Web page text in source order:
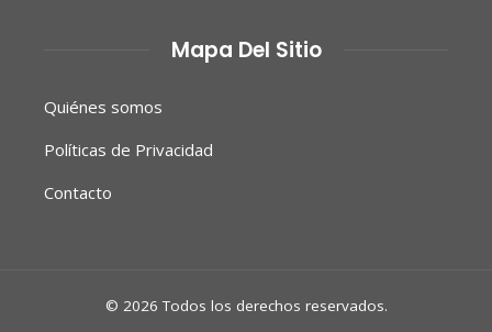
Mapa Del Sitio
Quiénes somos
Políticas de Privacidad
Contacto
© 2026 Todos los derechos reservados.